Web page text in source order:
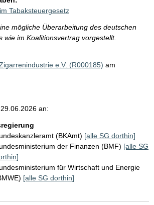
Tabaksteuergesetz
mögliche Überarbeitung des deutschen
wie im Koalitionsvertrag vorgestellt.
e.V. (R000185) am
an:
(BKAmt) [alle SG dorthin]
der Finanzen (BMF) [alle SG
für Wirtschaft und Energie
[alle SG dorthin]